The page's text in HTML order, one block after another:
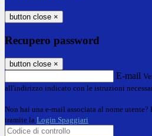
button close ×
Recupero password
button close ×
E-mail
all'indirizzo indicato con le istruzioni
Non hai una e-mail associata al nome
tramite la Login Spaggiari